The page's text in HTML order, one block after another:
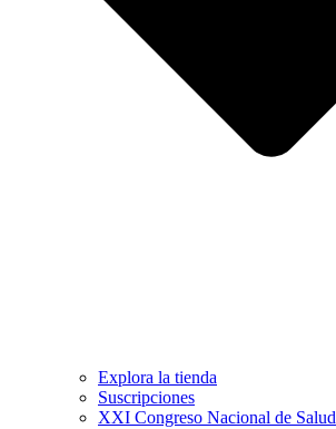
Explora la tienda
Suscripciones
XXI Congreso Nacional de Salud